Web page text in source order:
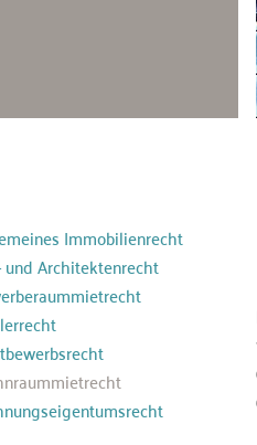
Immobilienrecht
und Architektenrecht